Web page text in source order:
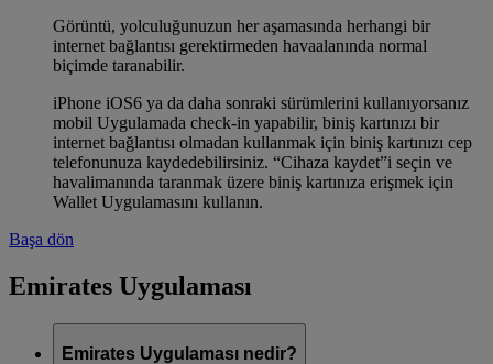
Görüntü, yolculuğunuzun her aşamasında herhangi bir
internet bağlantısı gerektirmeden havaalanında normal
biçimde taranabilir.
iPhone iOS6 ya da daha sonraki sürümlerini kullanıyorsanız
mobil Uygulamada check-in yapabilir, biniş kartınızı bir
internet bağlantısı olmadan kullanmak için biniş kartınızı cep
telefonunuza kaydedebilirsiniz. “Cihaza kaydet”i seçin ve
havalimanında taranmak üzere biniş kartınıza erişmek için
Wallet Uygulamasını kullanın.
Başa dön
Emirates Uygulaması
Emirates Uygulaması nedir?